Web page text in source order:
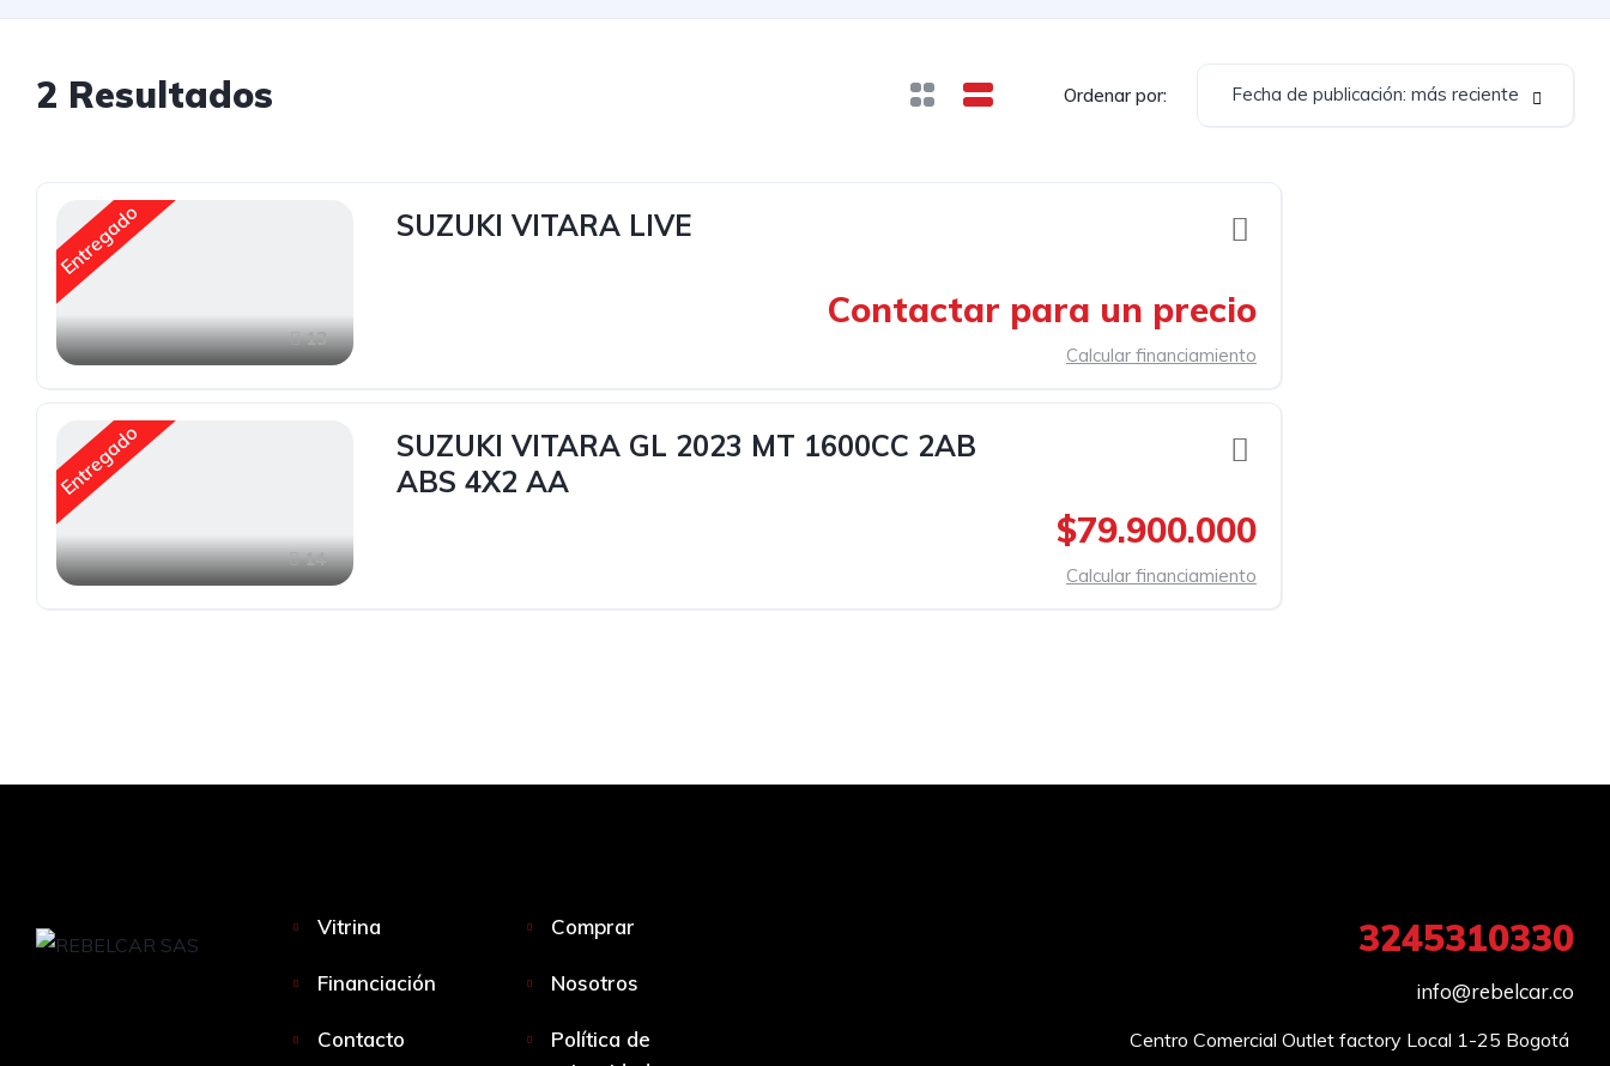
2 Resultados Ordenar por: Fecha de publicación: más reciente
Entregado
13
SUZUKI VITARA LIVE
Contactar para un precio
Calcular financiamiento
Entregado
14
SUZUKI VITARA GL 2023 MT 1600CC 2AB
ABS 4X2 AA
$79.900.000
Calcular financiamiento
Vitrina Comprar
Financiación Nosotros
Contacto
Política de
3245310330
info@rebelcar.co
Centro Comercial Outlet factory Local 1-25 Bogotá